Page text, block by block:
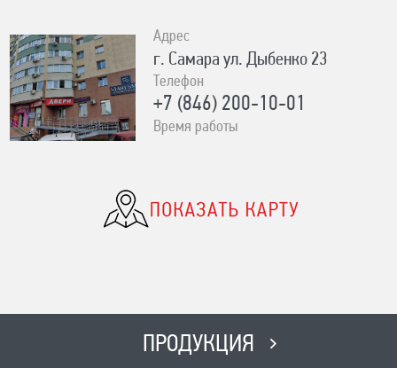
Адрес
г. Самара ул. Дыбенко 23
Телефон
+7 (846) 200-10-01
Время работы
Адрес
Время работы
ПН-ВС с 8:00-19:00 Без выходных
ПРОДУКЦИЯ